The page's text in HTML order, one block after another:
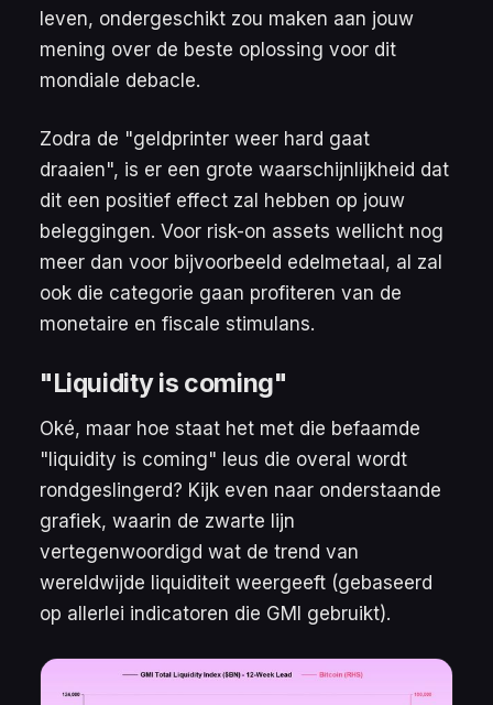
leven, ondergeschikt zou maken aan jouw
mening over de beste oplossing voor dit
mondiale debacle.
Zodra de "geldprinter weer hard gaat
draaien", is er een grote waarschijnlijkheid dat
dit een positief effect zal hebben op jouw
beleggingen. Voor risk-on assets wellicht nog
meer dan voor bijvoorbeeld edelmetaal, al zal
ook die categorie gaan profiteren van de
monetaire en fiscale stimulans.
"Liquidity is coming"
Oké, maar hoe staat het met die befaamde
"liquidity is coming" leus die overal wordt
rondgeslingerd? Kijk even naar onderstaande
grafiek, waarin de zwarte lijn
vertegenwoordigd wat de trend van
wereldwijde liquiditeit weergeeft (gebaseerd
op allerlei indicatoren die GMI gebruikt).